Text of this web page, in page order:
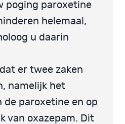
poging paroxetine
helemaal,
u daarin
er twee zaken
namelijk het
de paroxetine en op
van oxazepam. Dit